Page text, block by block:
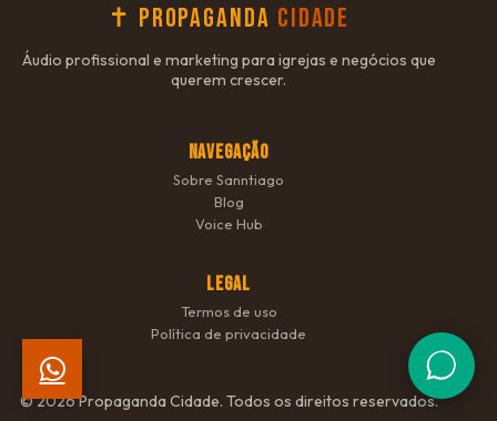
✝ Propaganda Cidade
Áudio profissional e marketing para igrejas e negócios que
querem crescer.
NAVEGAÇÃO
Sobre Sanntiago
Blog
Voice Hub
LEGAL
Termos de uso
Política de privacidade
© 2026 Propaganda Cidade. Todos os direitos reservados.